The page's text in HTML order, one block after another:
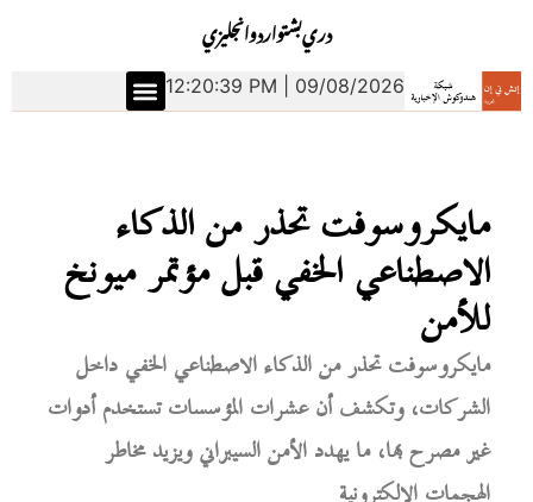
انجليزياردوبشتودري
12:20:40 PM | 09/08/2026
مايكروسوفت تحذر من الذكاء
الاصطناعي الخفي قبل مؤتمر ميونخ
للأمن
مايكروسوفت تحذر من الذكاء الاصطناعي الخفي داخل
الشركات، وتكشف أن عشرات المؤسسات تستخدم أدوات
غير مصرح بها، ما يهدد الأمن السيبراني ويزيد مخاطر